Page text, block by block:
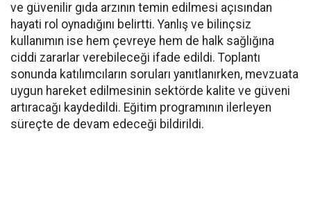
ve güvenilir gıda arzının temin edilmesi açısından
hayati rol oynadığını belirtti. Yanlış ve bilinçsiz
kullanımın ise hem çevreye hem de halk sağlığına
ciddi zararlar verebileceği ifade edildi. Toplantı
sonunda katılımcıların soruları yanıtlanırken, mevzuata
uygun hareket edilmesinin sektörde kalite ve güveni
artıracağı kaydedildi. Eğitim programının ilerleyen
süreçte de devam edeceği bildirildi.